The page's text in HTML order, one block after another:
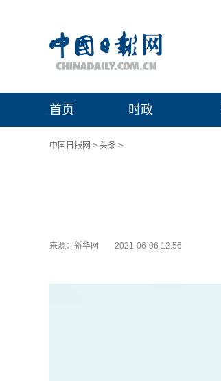
首页 时政
中国日报网 > 头条 >
来源：新华网 2021-06-06 12:56